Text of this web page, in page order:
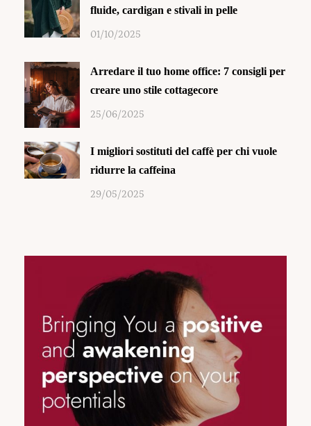
fluide, cardigan e stivali in pelle
01/10/2025
Arredare il tuo home office: 7 consigli per
creare uno stile cottagecore
25/06/2025
I migliori sostituti del caffè per chi vuole
ridurre la caffeina
29/05/2025